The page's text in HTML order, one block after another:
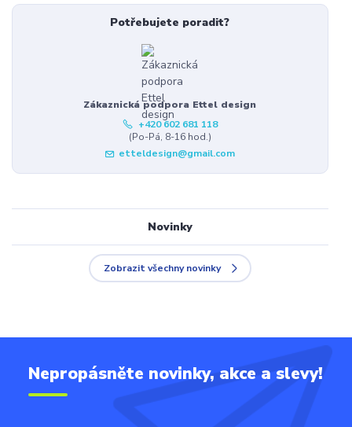
Potřebujete poradit?
Zákaznická podpora Ettel design
+420 602 681 118
(Po-Pá, 8-16 hod.)
etteldesign@gmail.com
Novinky
Zobrazit všechny novinky
Nepropásněte novinky, akce a slevy!